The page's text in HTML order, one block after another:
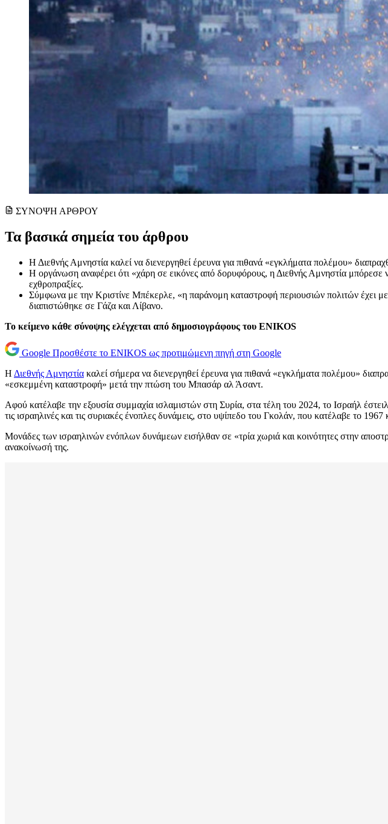
ΣΥΝΟΨΗ ΑΡΘΡΟΥ
Τα βασικά σημεία του άρθρου
Η Διεθνής Αμνηστία καλεί να διενεργηθεί έρευνα για πιθανά «εγκλήματα πολέμου»
Η οργάνωση αναφέρει ότι «χάρη σε εικόνες από δορυφόρους, η Διεθνής Αμνηστία μπόρεσε
εχθροπραξίες.
Σύμφωνα με την Κριστίνε Μπέκερλε, «η παράνομη καταστροφή περιουσιών πολιτών έχει
διαπιστώθηκε σε Γάζα και Λίβανο.
Το κείμενο κάθε σύνοψης ελέγχεται από δημοσιογράφους του ENIKOS
Google Προσθέστε το ENIKOS ως προτιμώμενη πηγή στη Google
Η Διεθνής Αμνηστία καλεί σήμερα να διενεργηθεί έρευνα για πιθανά «εγκλήματα πολέμου»
«εσκεμμένη καταστροφή» μετά την πτώση του Μπασάρ αλ Άσαντ.
Αφού κατέλαβε την εξουσία συμμαχία ισλαμιστών στη Συρία, στα τέλη του 2024, το Ισραήλ
τις ισραηλινές και τις συριακές ένοπλες δυνάμεις, στο υψίπεδο του Γκολάν, που κατέλαβε το
Μονάδες των ισραηλινών ενόπλων δυνάμεων εισήλθαν σε «τρία χωριά και κοινότητες στην
ανακοίνωσή της.